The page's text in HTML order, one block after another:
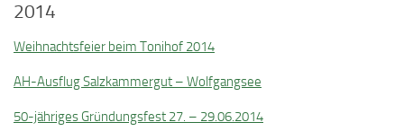
2014
Weihnachtsfeier beim Tonihof 2014
AH-Ausflug Salzkammergut – Wolfgangsee
50-jähriges Gründungsfest 27. – 29.06.2014